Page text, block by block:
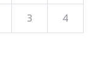
3 4